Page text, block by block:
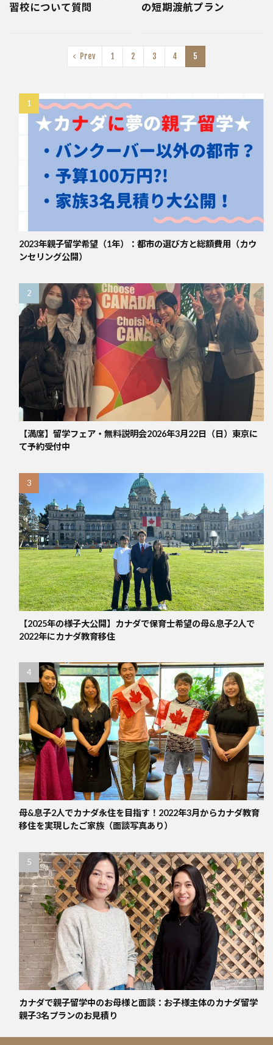
習校について質問
の短期渡航プラン
Prev 1 2 3 4 5
2023年親子留学希望（1年）：都市の選び方と総額費用（カウ
ンセリング公開）
【満席】留学フェア・無料説明会2026年3月22日（日）東京に
て予約受付中
【2025年の様子大公開】カナダで保育士希望の母&息子2人で
2022年にカナダ教育移住
母&息子2人でカナダ永住を目指す！2022年3月からカナダ教育
移住を実現したご家族（面談写真あり）
カナダで親子留学中のお母様と面談：お子様主体のカナダ留学
親子3名プランのお見積り